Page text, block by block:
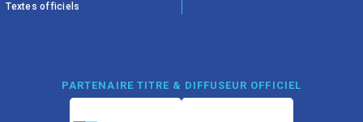
Textes officiels
PARTENAIRE TITRE & DIFFUSEUR OFFICIEL